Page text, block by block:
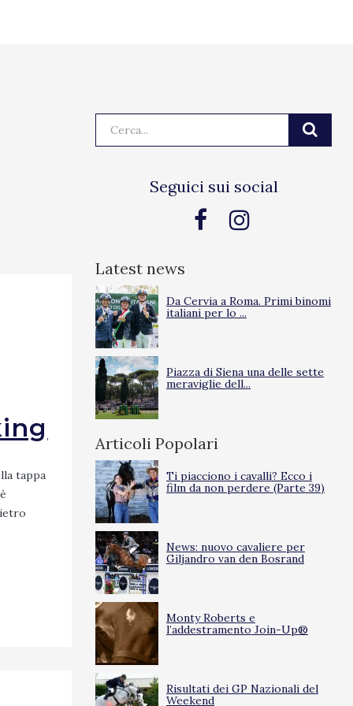
tappa
Seguici sui social
Latest news
Da Cervia a Roma. Primi binomi
italiani per lo ...
Piazza di Siena una delle sette
meraviglie dell...
Articoli Popolari
Ti piacciono i cavalli? Ecco i
film da non perdere (Parte 39)
News: nuovo cavaliere per
Giljandro van den Bosrand
Monty Roberts e
l’addestramento Join-Up®
Risultati dei GP Nazionali del
Weekend